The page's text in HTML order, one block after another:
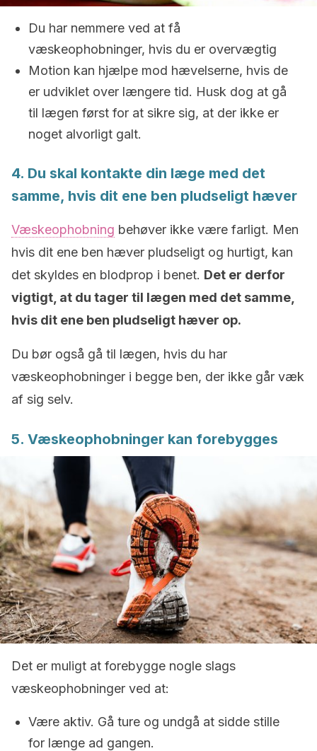
Du har nemmere ved at få
væskeophobninger, hvis du er overvægtig
Motion kan hjælpe mod hævelserne, hvis de
er udviklet over længere tid. Husk dog at gå
til lægen først for at sikre sig, at der ikke er
noget alvorligt galt.
4. Du skal kontakte din læge med det
samme, hvis dit ene ben pludseligt hæver
Væskeophobning behøver ikke være farligt. Men
hvis dit ene ben hæver pludseligt og hurtigt, kan
det skyldes en blodprop i benet. Det er derfor
vigtigt, at du tager til lægen med det samme,
hvis dit ene ben pludseligt hæver op.
Du bør også gå til lægen, hvis du har
væskeophobninger i begge ben, der ikke går væk
af sig selv.
5. Væskeophobninger kan forebygges
Det er muligt at forebygge nogle slags
væskeophobninger ved at:
Være aktiv. Gå ture og undgå at sidde stille
for længe ad gangen.